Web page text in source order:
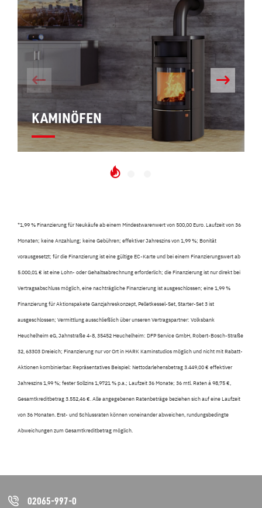
KAMINÖFEN
*1,99 % Finanzierung für Neukäufe ab einem Mindestwarenwert von 500,00 Euro. Laufzeit von 36
Monaten; keine Anzahlung; keine Gebühren; effektiver Jahreszins von 1,99 %; Bonität
vorausgesetzt; für die Finanzierung ist eine gültige EC-Karte und bei einem Finanzierungswert ab
5.000,01 € ist eine Lohn- oder Gehaltsabrechnung erforderlich; die Finanzierung ist nur direkt bei
Vertragsabschluss möglich, eine nachträgliche Finanzierung ist ausgeschlossen; eine 1,99 %
Finanzierung für Aktionspakete Ganzjahreskonzept, Pelletkessel-Set, Starter-Set 3 ist
ausgeschlossen; Vermittlung ausschließlich über unseren Vertragspartner: Volksbank
Heuchelheim eG, Jahnstraße 4-8, 35452 Heuchelheim: DFP Service GmbH, Robert-Bosch-Straße
32, 63303 Dreieich; Finanzierung nur vor Ort in HARK Kaminstudios möglich und nicht mit Rabatt-
Aktionen kombinierbar. Repräsentatives Beispiel: Nettodarlehensbetrag 3.449,00 € effektiver
Jahreszins 1,99 %; fester Sollzins 1,9721 % p.a.; Laufzeit 36 Monate; 36 mtl. Raten á 98,75 €,
Gesamtkreditbetrag 3.552,46 €. Alle angegebenen Ratenbeträge beziehen sich auf eine Laufzeit
von 36 Monaten. Erst- und Schlussraten können voneinander abweichen, rundungsbedingte
Abweichungen zum Gesamtkreditbetrag möglich.
02065-997-0